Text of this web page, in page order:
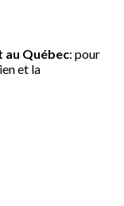
au Québec: pour
et la